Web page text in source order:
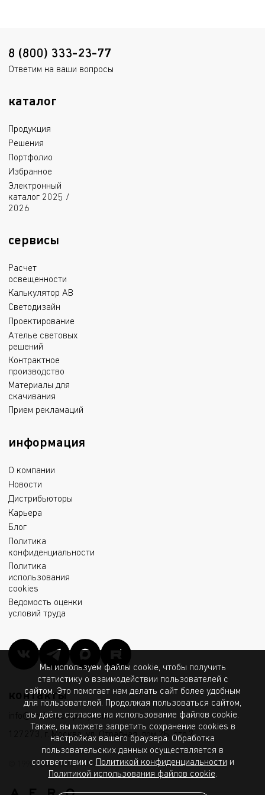
8 (800) 333-23-77
Ответим на ваши вопросы
каталог
Продукция
Решения
Портфолио
Избранное
Электронный
каталог 2025 /
2026
сервисы
Расчет
освещенности
Калькулятор АВ
Светодизайн
Проектирование
Ателье световых
решений
Контрактное
производство
Материалы для
скачивания
Прием рекламаций
информация
О компании
Новости
Дистрибьюторы
Карьера
Блог
Политика
конфиденциальности
Политика
использования
cookies
Ведомость оценки
условий труда
контакты
info@msk.ltcompany.com
127273, г. Москва, ул. Отрадная, дом 2Б, стр.7
© 1998 - 2026 ООО «МГК «Световые Технологии»
Мы используем файлы cookie, чтобы получить
статистику о взаимодействии пользователей с
сайтом. Это помогает нам делать сайт более удобным
для пользователей. Продолжая пользоваться сайтом,
вы даёте согласие на использование файлов cookie.
Также, вы можете запретить сохранение cookies в
настройках вашего браузера. Обработка
пользовательских данных осуществляется в
соответствии с
Политикой конфиденциальности и
Политикой использования файлов cookie.